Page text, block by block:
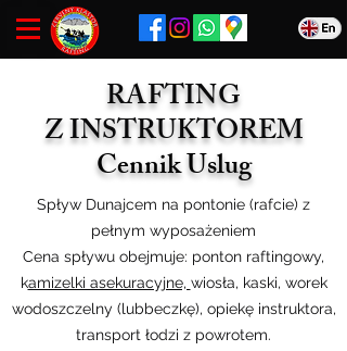
RAFTING
Z INSTRUKTOREM
Cennik Uslug
Spływ Dunajcem na pontonie (rafcie) z
pełnym wyposażeniem
Cena spływu obejmuje: ponton raftingowy,
kamizelki asekuracyjne, wiosła, kaski, worek
wodoszczelny (lubbeczkę), opiekę instruktora,
transport łodzi z powrotem.